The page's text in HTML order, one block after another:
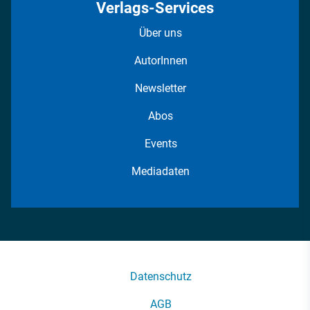
Verlags-Services
Über uns
AutorInnen
Newsletter
Abos
Events
Mediadaten
Datenschutz
AGB